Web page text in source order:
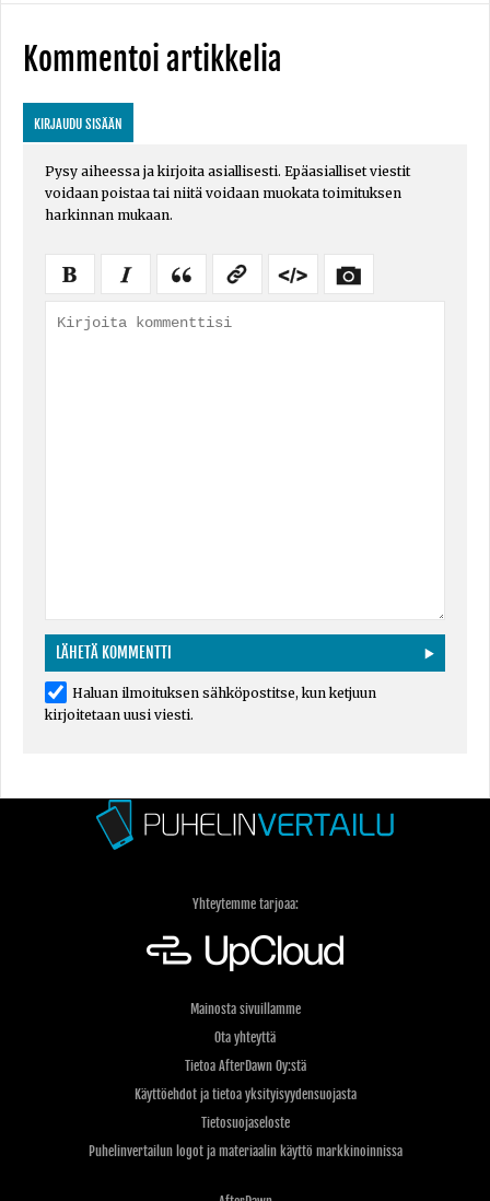
Kommentoi artikkelia
KIRJAUDU SISÄÄN
Pysy aiheessa ja kirjoita asiallisesti. Epäasialliset viestit
voidaan poistaa tai niitä voidaan muokata toimituksen
harkinnan mukaan.
Haluan ilmoituksen sähköpostitse, kun ketjuun
kirjoitetaan uusi viesti.
Yhteytemme tarjoaa:
Mainosta sivuillamme
Ota yhteyttä
Tietoa AfterDawn Oy:stä
Käyttöehdot ja tietoa yksityisyydensuojasta
Tietosuojaseloste
Puhelinvertailun logot ja materiaalin käyttö markkinoinnissa